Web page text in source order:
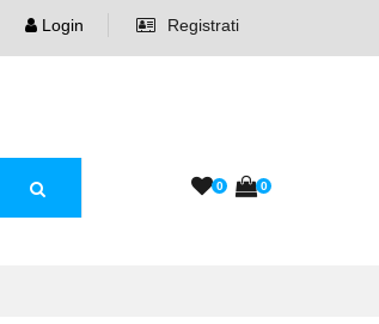
Login Registrati
0 0